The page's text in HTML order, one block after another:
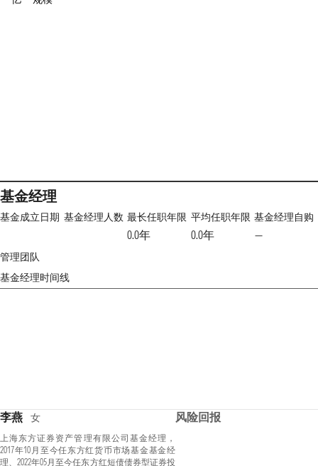
基金经理
基金成立日期 基金经理人数 最长任职年限
0.0年
平均任职年限
0.0年
基金经理自购
—
管理团队
基金经理时间线
李燕 女
上海东方证券资产管理有限公司基金经理，
2017年10月至今任东方红货币市场基金基金经
理、2022年05月至今任东方红短债债券型证券投
风险回报